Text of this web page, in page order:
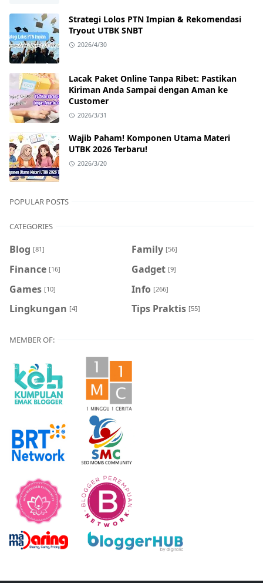
Strategi Lolos PTN Impian & Rekomendasi
Tryout UTBK SNBT
2026/4/30
Lacak Paket Online Tanpa Ribet: Pastikan
Kiriman Anda Sampai dengan Aman ke
Customer
2026/3/31
Wajib Paham! Komponen Utama Materi
UTBK 2026 Terbaru!
2026/3/20
POPULAR POSTS
CATEGORIES
Blog [81] Family [56]
Finance [16] Gadget [9]
Games [10] Info [266]
Lingkungan [4] Tips Praktis [55]
MEMBER OF: